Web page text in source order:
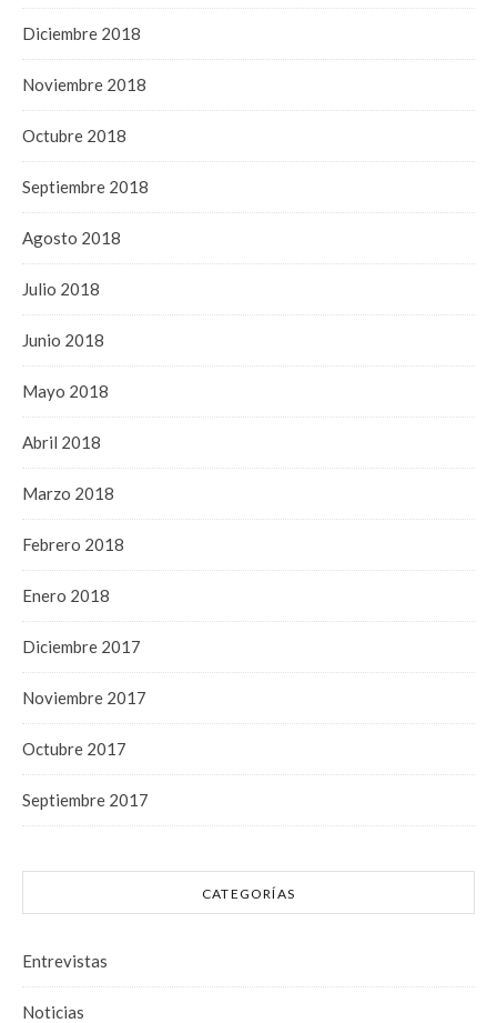
Diciembre 2018
Noviembre 2018
Octubre 2018
Septiembre 2018
Agosto 2018
Julio 2018
Junio 2018
Mayo 2018
Abril 2018
Marzo 2018
Febrero 2018
Enero 2018
Diciembre 2017
Noviembre 2017
Octubre 2017
Septiembre 2017
CATEGORÍAS
Entrevistas
Noticias